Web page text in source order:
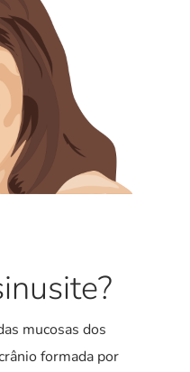
mucosas dos
formada por